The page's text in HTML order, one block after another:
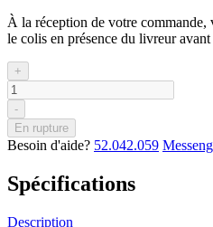
À la réception de votre
le colis en présence du livreur
+
-
En rupture
Besoin d'aide? 52.042.059
Spécifications
Description